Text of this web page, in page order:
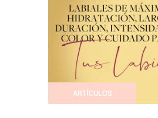
ARTÍCULOS